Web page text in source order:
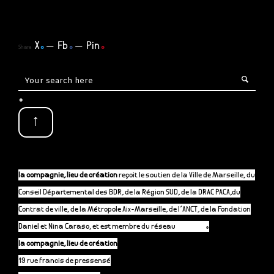
Share X. Fb. Pin.
.
↑
la compagnie, lieu de créationreçoit le soutien de la Ville de Marseille, du
Conseil Départemental des BDR, de la Région SUD, de la DRAC PACA,du
Contrat de ville, de la Métropole Aix-Marseille, de l’ANCT, de la Fondation
Daniel et Nina Caraso, et est membre du réseau .
la compagnie, lieu de création
19 rue francis de pressensé